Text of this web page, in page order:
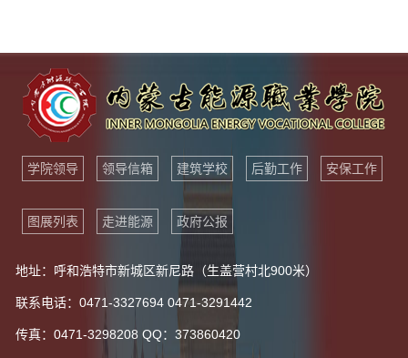
学院领导 领导信箱 建筑学校 后勤工作 安保工作
图展列表 走进能源 政府公报
地址：呼和浩特市新城区新尼路（生盖营村北900米）
联系电话：0471-3327694 0471-3291442
传真：0471-3298208 QQ：373860420